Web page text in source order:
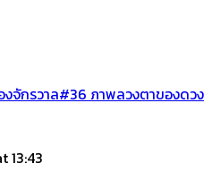
จักรวาล#36 ภาพลวงตาของดวง
13:43